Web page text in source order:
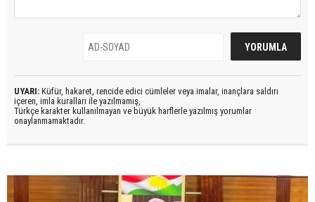
UYARI: Küfür, hakaret, rencide edici cümleler veya imalar, inançlara saldırı
içeren, imla kuralları ile yazılmamış,
Türkçe karakter kullanılmayan ve büyük harflerle yazılmış yorumlar
onaylanmamaktadır.